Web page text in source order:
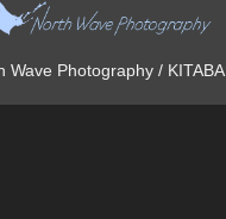
Wave Photography / KITABA